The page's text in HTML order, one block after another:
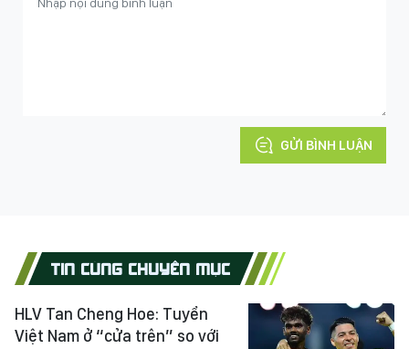
GỬI BÌNH LUẬN
TIN CÙNG CHUYÊN MỤC
HLV Tan Cheng Hoe: Tuyển
Việt Nam ở “cửa trên” so với